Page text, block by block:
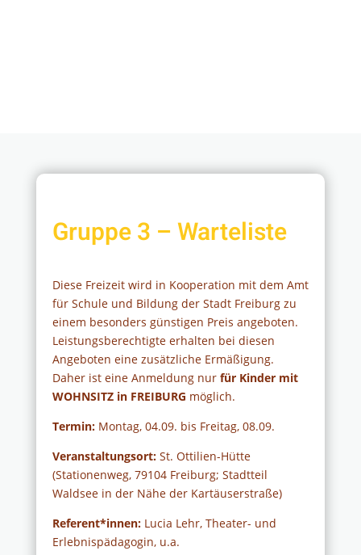
Gruppe 3 – Warteliste
Diese Freizeit wird in Kooperation mit dem Amt
für Schule und Bildung der Stadt Freiburg zu
einem besonders günstigen Preis angeboten.
Leistungsberechtigte erhalten bei diesen
Angeboten eine zusätzliche Ermäßigung.
Daher ist eine Anmeldung nur für Kinder mit
WOHNSITZ in FREIBURG möglich.
Termin: Montag, 04.09. bis Freitag, 08.09.
Veranstaltungsort: St. Ottilien-Hütte
(Stationenweg, 79104 Freiburg; Stadtteil
Waldsee in der Nähe der Kartäuserstraße)
Referent*innen:Lucia Lehr, Theater- und
Erlebnispädagogin, u.a.